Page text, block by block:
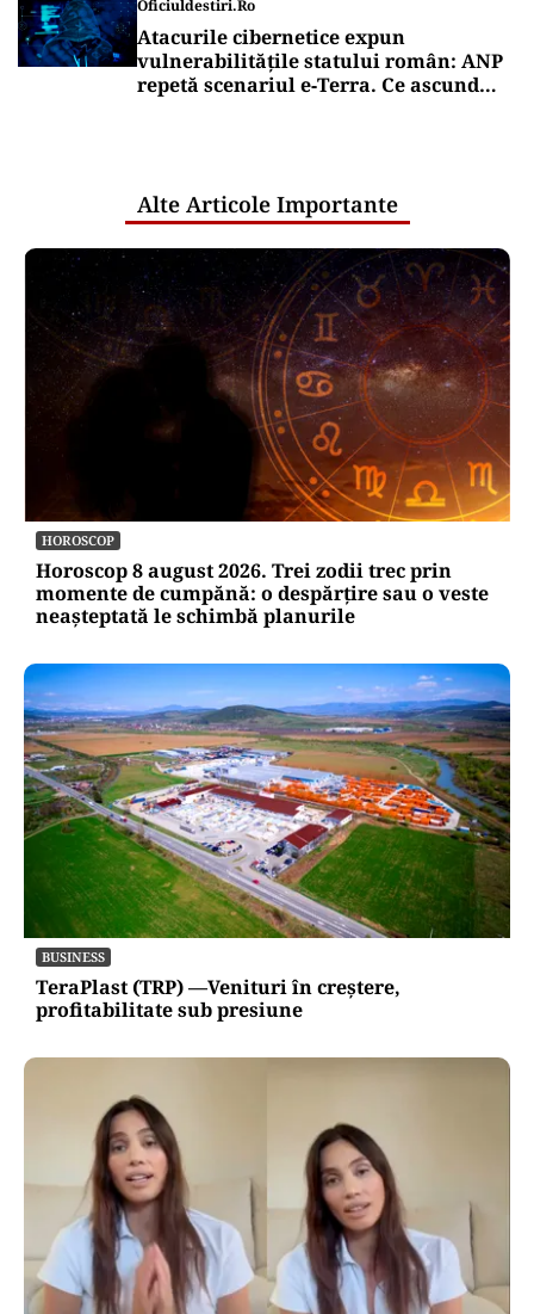
Oficiuldestiri.ro
Atacurile cibernetice expun
vulnerabilitățile statului român: ANP
repetă scenariul e‑Terra. Ce ascund
Alte Articole Importante
HOROSCOP
Horoscop 8 august 2026. Trei zodii trec prin
momente de cumpănă: o despărțire sau o veste
neașteptată le schimbă planurile
BUSINESS
TeraPlast (TRP) —Venituri în creștere,
profitabilitate sub presiune